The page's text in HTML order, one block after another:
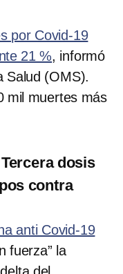
por Covid-19
21 %, informó
Salud (OMS).
mil muertes más
dosis
contra
anti Covid-19
fuerza” la